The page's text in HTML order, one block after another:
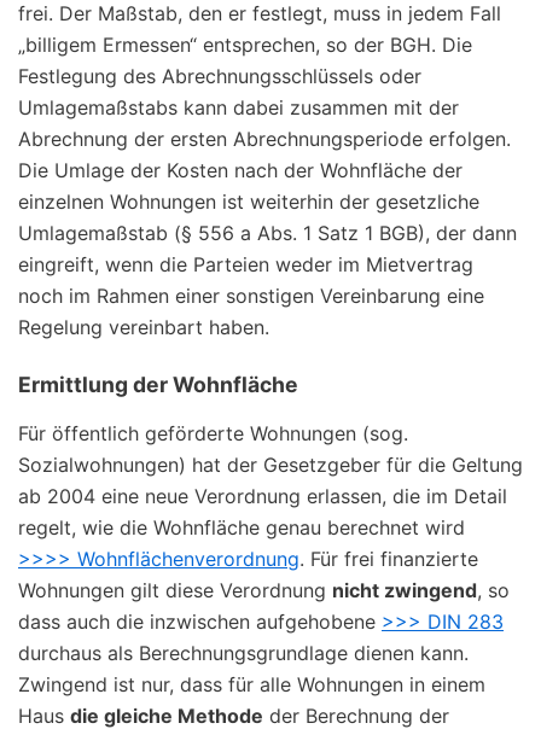
frei. Der Maßstab, den er festlegt, muss in jedem Fall
„billigem Ermessen“ entsprechen, so der BGH. Die
Festlegung des Abrechnungsschlüssels oder
Umlagemaßstabs kann dabei zusammen mit der
Abrechnung der ersten Abrechnungsperiode erfolgen.
Die Umlage der Kosten nach der Wohnfläche der
einzelnen Wohnungen ist weiterhin der gesetzliche
Umlagemaßstab (§ 556 a Abs. 1 Satz 1 BGB), der dann
eingreift, wenn die Parteien weder im Mietvertrag
noch im Rahmen einer sonstigen Vereinbarung eine
Regelung vereinbart haben.
Ermittlung der Wohnfläche
Für öffentlich geförderte Wohnungen (sog.
Sozialwohnungen) hat der Gesetzgeber für die Geltung
ab 2004 eine neue Verordnung erlassen, die im Detail
regelt, wie die Wohnfläche genau berechnet wird
>>>> Wohnflächenverordnung. Für frei finanzierte
Wohnungen gilt diese Verordnung nicht zwingend, so
dass auch die inzwischen aufgehobene >>> DIN 283
durchaus als Berechnungsgrundlage dienen kann.
Zwingend ist nur, dass für alle Wohnungen in einem
Haus die gleiche Methode der Berechnung der